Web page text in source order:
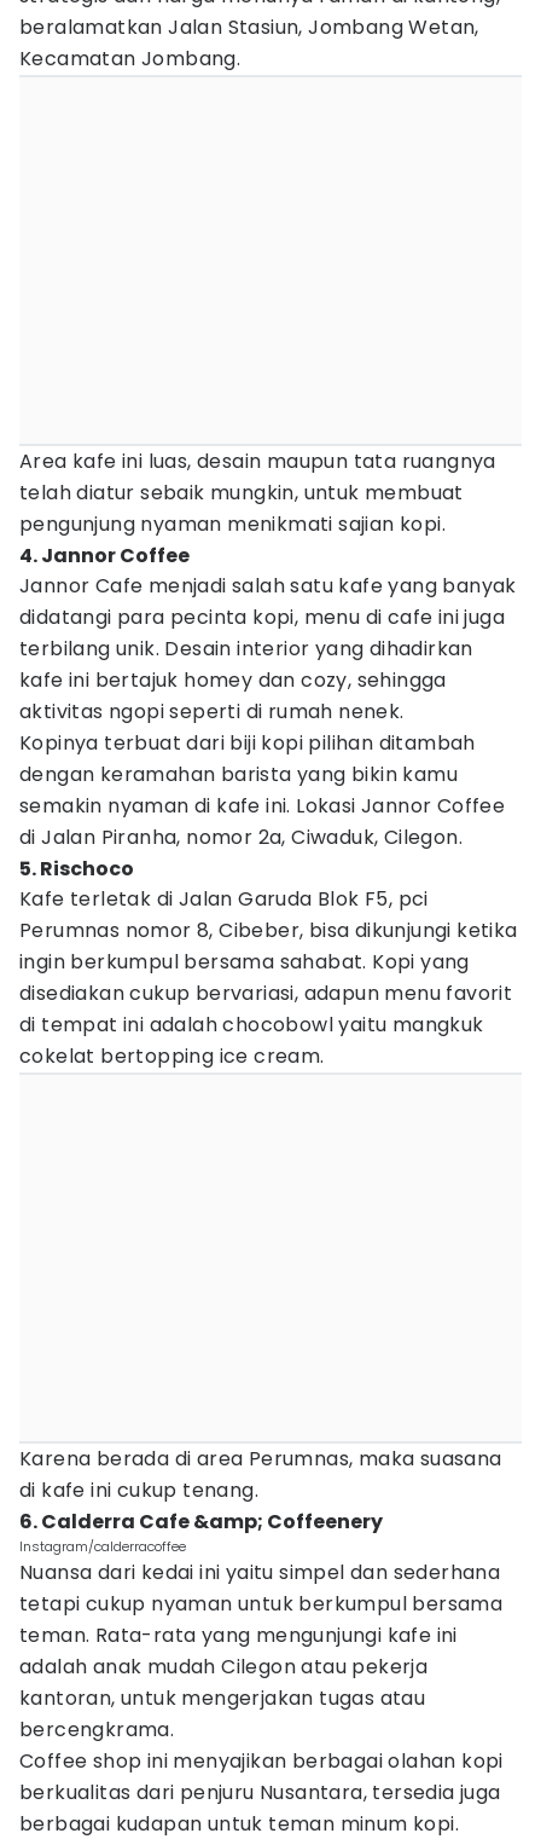
beralamatkan Jalan Stasiun, Jombang Wetan,
Kecamatan Jombang.
Area kafe ini luas, desain maupun tata ruangnya
telah diatur sebaik mungkin, untuk membuat
pengunjung nyaman menikmati sajian kopi.
4. Jannor Coffee
Jannor Cafe menjadi salah satu kafe yang banyak
didatangi para pecinta kopi, menu di cafe ini juga
terbilang unik. Desain interior yang dihadirkan
kafe ini bertajuk homey dan cozy, sehingga
aktivitas ngopi seperti di rumah nenek.
Kopinya terbuat dari biji kopi pilihan ditambah
dengan keramahan barista yang bikin kamu
semakin nyaman di kafe ini. Lokasi Jannor Coffee
di Jalan Piranha, nomor 2a, Ciwaduk, Cilegon.
5. Rischoco
Kafe terletak di Jalan Garuda Blok F5, pci
Perumnas nomor 8, Cibeber, bisa dikunjungi ketika
ingin berkumpul bersama sahabat. Kopi yang
disediakan cukup bervariasi, adapun menu favorit
di tempat ini adalah chocobowl yaitu mangkuk
cokelat bertopping ice cream.
Karena berada di area Perumnas, maka suasana
di kafe ini cukup tenang.
6. Calderra Cafe &amp; Coffeenery
Instagram/calderracoffee
Nuansa dari kedai ini yaitu simpel dan sederhana
tetapi cukup nyaman untuk berkumpul bersama
teman. Rata-rata yang mengunjungi kafe ini
adalah anak mudah Cilegon atau pekerja
kantoran, untuk mengerjakan tugas atau
bercengkrama.
Coffee shop ini menyajikan berbagai olahan kopi
berkualitas dari penjuru Nusantara, tersedia juga
berbagai kudapan untuk teman minum kopi.